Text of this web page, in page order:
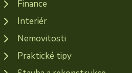
Finance
Interiér
Nemovitosti
Praktické tipy